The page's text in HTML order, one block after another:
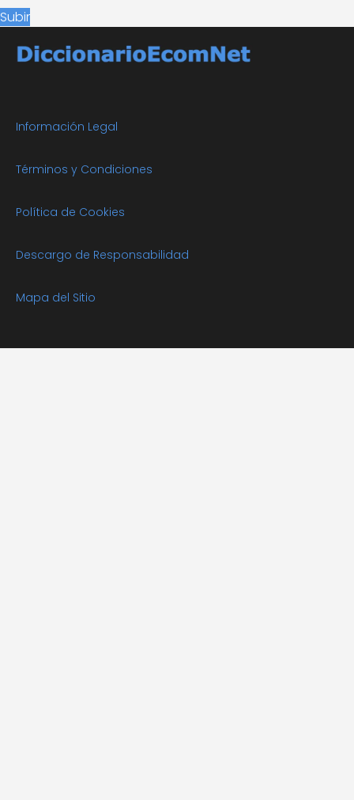
Subir
Información Legal
Términos y Condiciones
Política de Cookies
Descargo de Responsabilidad
Mapa del Sitio